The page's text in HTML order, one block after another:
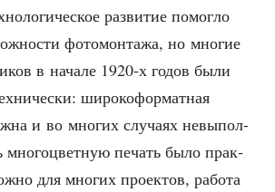
раз­ви­тие помог­ло
фото­мон­та­жа, но мно­гие
в нача­ле 1920‑х годов были
широ­ко­фор­мат­ная
и во мно­гих слу­ча­ях невы­пол­
мно­го­цвет­ную печать было прак­
для мно­гих про­ек­тов, рабо­та